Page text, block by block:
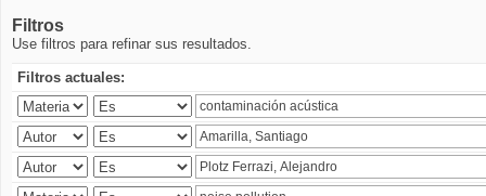
Filtros
Use filtros para refinar sus resultados.
Filtros actuales: